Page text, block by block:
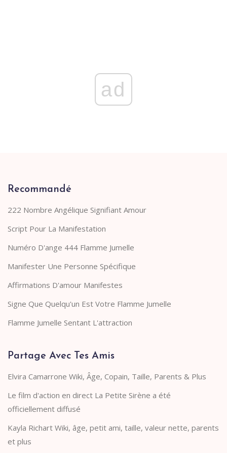
ad
Recommandé
222 Nombre Angélique Signifiant Amour
Script Pour La Manifestation
Numéro D'ange 444 Flamme Jumelle
Manifester Une Personne Spécifique
Affirmations D'amour Manifestes
Signe Que Quelqu'un Est Votre Flamme Jumelle
Flamme Jumelle Sentant L'attraction
Partage Avec Tes Amis
Elvira Camarrone Wiki, Âge, Copain, Taille, Parents & Plus
Le film d'action en direct La Petite Sirène a été
officiellement diffusé
Kayla Richart Wiki, âge, petit ami, taille, valeur nette, parents
et plus